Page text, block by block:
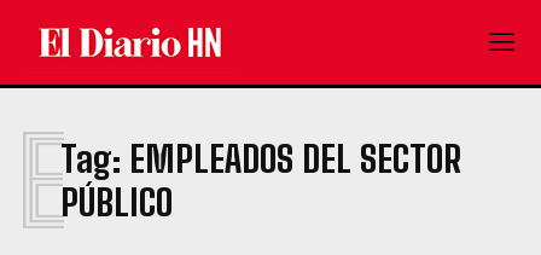
Tag: EMPLEADOS DEL SECTOR
PÚBLICO
E